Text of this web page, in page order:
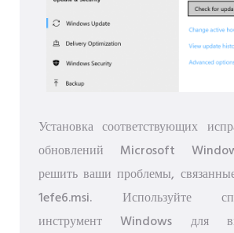
Установка соответствующих
обновлений Microsoft
решить ваши проблемы,
1efe6.msi. Используйте
инструмент Windows для